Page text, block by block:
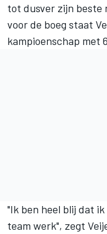
tot dusver zijn beste
voor de boeg staat
kampioenschap met
"Ik ben heel blij dat
team werk", zegt